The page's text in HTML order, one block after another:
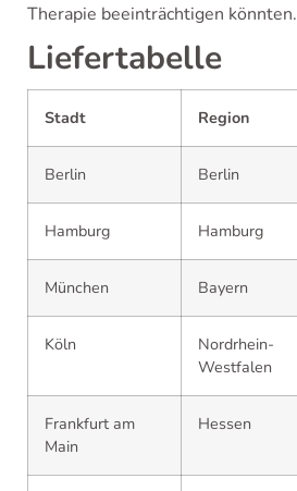
Therapie beeinträchtigen könnten.
Liefertabelle
Stadt Region
Berlin Berlin
Hamburg Hamburg
München Bayern
Köln
Nordrhein-
Westfalen
Frankfurt am
Main
Hessen